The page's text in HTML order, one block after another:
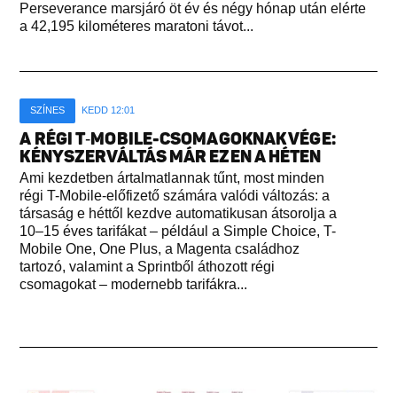
Perseverance marsjáró öt év és négy hónap után elérte
a 42,195 kilométeres maratoni távot...
SZÍNES KEDD 12:01
A RÉGI T‑MOBILE-CSOMAGOKNAK VÉGE:
KÉNYSZERVÁLTÁS MÁR EZEN A HÉTEN
Ami kezdetben ártalmatlannak tűnt, most minden
régi T-Mobile-előfizető számára valódi változás: a
társaság e héttől kezdve automatikusan átsorolja a
10–15 éves tarifákat – például a Simple Choice, T-
Mobile One, One Plus, a Magenta családhoz
tartozó, valamint a Sprintből áthozott régi
csomagokat – modernebb tarifákra...